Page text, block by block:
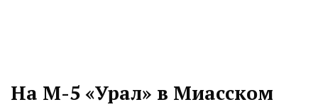
На М-5 «Урал» в Миасском